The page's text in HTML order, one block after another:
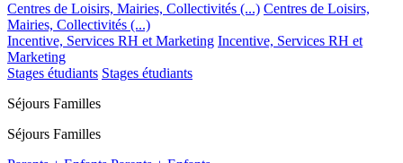
Centres de Loisirs, Mairies, Collectivités (...) Centres de Loisirs,
Mairies, Collectivités (...)
Incentive, Services RH et Marketing Incentive, Services RH et
Marketing
Stages étudiants Stages étudiants
Séjours Familles
Séjours Familles